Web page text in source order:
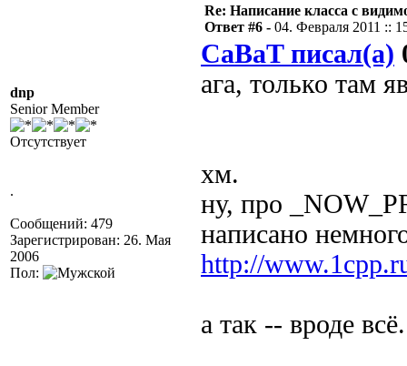
dnp
Senior Member
Отсутствует
.
Сообщений: 479
Зарегистрирован: 26. Мая
2006
Пол:
Re: Написание класса с
Ответ #6 - 04. Февраля 2011 ::
CaBaT писал(а)
ага, только там
хм.
ну, про
написано
http://
а так -- вроде всё.